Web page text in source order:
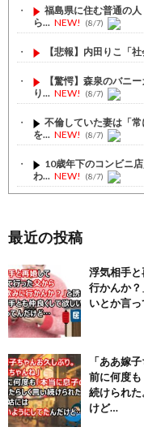
福島県に住む普通の
ら... NEW! (8/7)
【悲報】内田りこ「
【驚愕】森泉のバニ
り... NEW! (8/7)
不倫していた妻は「
を... NEW! (8/7)
10歳年下のコンビニ
わ... NEW! (8/7)
【注目】熊本地震、
舌を絡ませて、唾液
(7/30)
【パリピ孔明】アニオ
(6/22)
【画像】テイルズで
(6/22)
Powered by livedoor 相
最近の投稿
浮気相手
行かんか
いとか言
「ああ嫁
前に何度
続けられ
けど…